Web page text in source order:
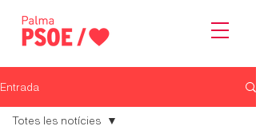
Entrada
Totes les notícies